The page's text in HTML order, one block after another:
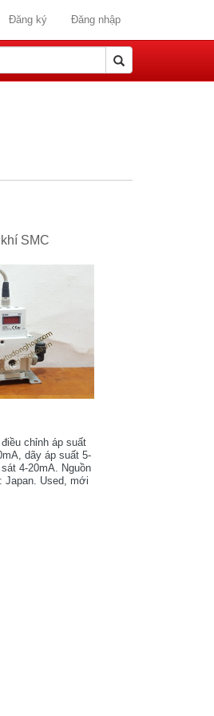
Đăng ký Đăng nhập
SMC
chỉnh áp suất
dãy áp suất 5-
4-20mA. Nguồn
Japan. Used, mới